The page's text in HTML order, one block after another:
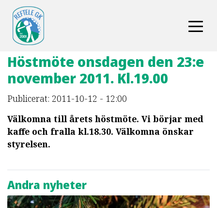
Höstmöte onsdagen den 23:e
november 2011. Kl.19.00
Publicerat: 2011-10-12 - 12:00
Välkomna till årets höstmöte. Vi börjar med
kaffe och fralla kl.18.30. Välkomna önskar
styrelsen.
Andra nyheter